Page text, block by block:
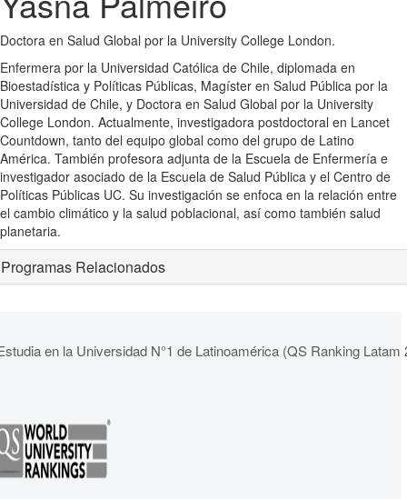
Doctora en Salud Global por la University College London.
Enfermera por la Universidad Católica de Chile, diplomada en
Bioestadística y Políticas Públicas, Magíster en Salud Pública por la
Universidad de Chile, y Doctora en Salud Global por la University
College London. Actualmente, investigadora postdoctoral en Lancet
Countdown, tanto del equipo global como del grupo de Latino
América. También profesora adjunta de la Escuela de Enfermería e
investigador asociado de la Escuela de Salud Pública y el Centro de
Políticas Públicas UC. Su investigación se enfoca en la relación entre
el cambio climático y la salud poblacional, así como también salud
planetaria.
Programas Relacionados
en la Universidad N°1 de Latinoamérica (QS Ranking Latam